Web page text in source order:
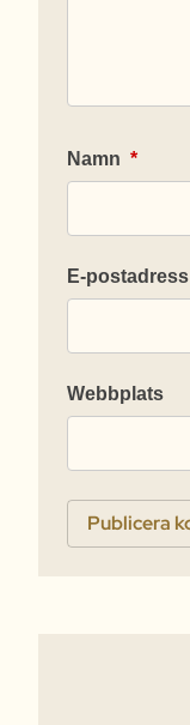
Namn *
E-postadress
Webbplats